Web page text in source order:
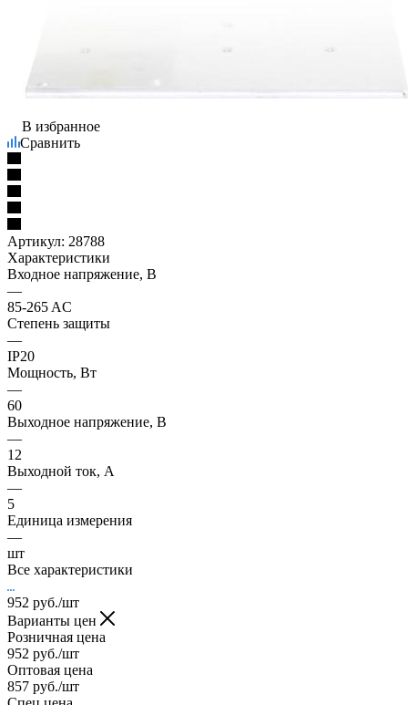
В избранное
Сравнить
Артикул: 28788
Характеристики
Входное напряжение, В
—
85-265 AC
Степень защиты
—
IP20
Мощность, Вт
—
60
Выходное напряжение, В
—
12
Выходной ток, А
—
5
Единица измерения
—
шт
Все характеристики
952 руб./шт
Варианты цен
Розничная цена
952 руб./шт
Оптовая цена
857 руб./шт